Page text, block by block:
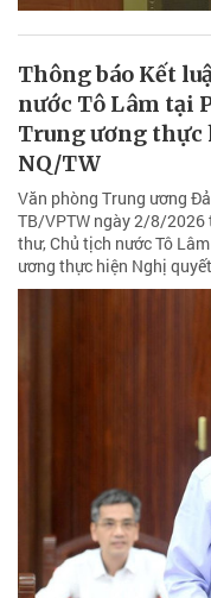
Thông báo Kết
nước Tô Lâm tại
Trung ương thực
NQ/TW
Văn phòng Trung ương
TB/VPTW ngày 2/8/2026
thư, Chủ tịch nước Tô
ương thực hiện Nghị